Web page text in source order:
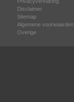
Disclaimer
Sitemap
Algemene voorwaarden
Overige